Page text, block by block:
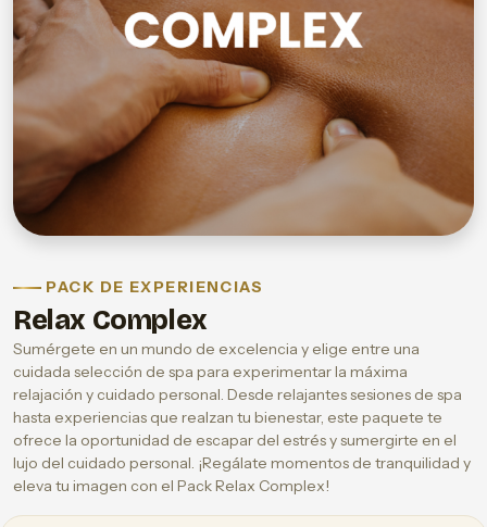
PACK DE EXPERIENCIAS
Relax Complex
Sumérgete en un mundo de excelencia y elige entre una
cuidada selección de spa para experimentar la máxima
relajación y cuidado personal. Desde relajantes sesiones de spa
hasta experiencias que realzan tu bienestar, este paquete te
ofrece la oportunidad de escapar del estrés y sumergirte en el
lujo del cuidado personal. ¡Regálate momentos de tranquilidad y
eleva tu imagen con el Pack Relax Complex!